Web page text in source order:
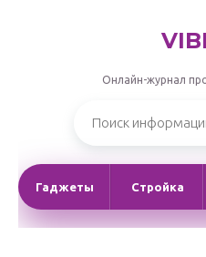
Онлайн-журнал
Гаджеты Стройка